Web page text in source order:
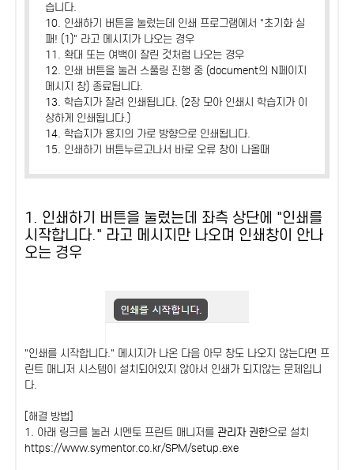
습니다.
10. 인쇄하기 버튼을 눌렀는데 인쇄 프로그램에서 "초기화 실
패! (1)" 라고 메시지가 나오는 경우
11. 확대 또는 여백이 잘린 것처럼 나오는 경우
12. 인쇄 버튼을 눌러 스풀링 진행 중 (document의 N페이지
메시지 창) 종료됩니다.
13. 학습지가 잘려 인쇄됩니다. (2장 모아 인쇄시 학습지가 이
상하게 인쇄됩니다.)
14. 학습지가 용지의 가로 방향으로 인쇄됩니다.
15. 인쇄하기 버튼누르고나서 바로 오류 창이 나올때
1. 인쇄하기 버튼을 눌렀는데 좌측 상단에 "인쇄를
시작합니다." 라고 메시지만 나오며 인쇄창이 안나
오는 경우
"인쇄를 시작합니다." 메시지가 나온 다음 아무 창도 나오지 않는다면 프
린트 매니저 시스템이 설치되어있지 않아서 인쇄가 되지않는 문제입니
다.
[해결 방법]
1. 아래 링크를 눌러 시멘토 프린트 매니저를 관리자 권한으로 설치
https://www.symentor.co.kr/SPM/setup.exe